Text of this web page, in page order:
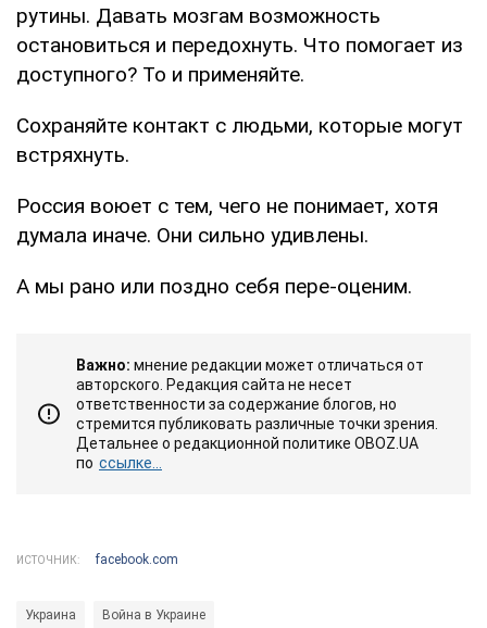
рутины. Давать мозгам возможность
остановиться и передохнуть. Что помогает из
доступного? То и применяйте.
Сохраняйте контакт с людьми, которые могут
встряхнуть.
Россия воюет с тем, чего не понимает, хотя
думала иначе. Они сильно удивлены.
А мы рано или поздно себя пере-оценим.
Важно: мнение редакции может отличаться от
авторского. Редакция сайта не несет
ответственности за содержание блогов, но
стремится публиковать различные точки зрения.
Детальнее о редакционной политике OBOZ.UA
по ссылке...
ИСТОЧНИК: facebook.com
Украина Война в Украине